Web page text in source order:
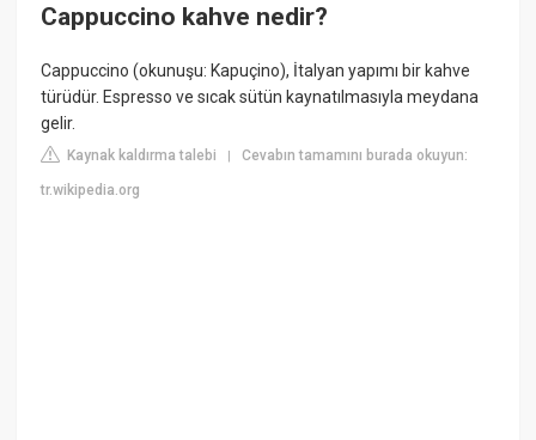
Cappuccino kahve nedir?
Cappuccino (okunuşu: Kapuçino), İtalyan yapımı bir kahve
türüdür. Espresso ve sıcak sütün kaynatılmasıyla meydana
gelir.
Kaynak kaldırma talebi |Cevabın tamamını burada okuyun:
tr.wikipedia.org